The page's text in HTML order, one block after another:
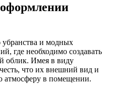
убранства и модных
где необходимо создавать
облик. Имея в виду
что их внешний вид и
атмосферу в помещении.